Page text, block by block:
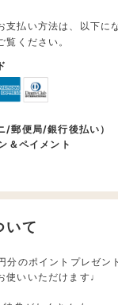
支払い方法は、以下に
覧ください。
/郵便局/銀行後払い）
＆ペイメント
いて
のポイントプレゼン
使いいただけます♩